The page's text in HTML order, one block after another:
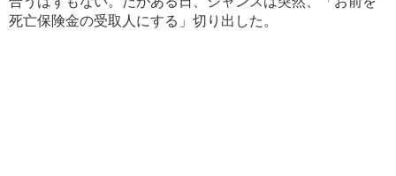
死亡保険金の受取人にする」切り出した。